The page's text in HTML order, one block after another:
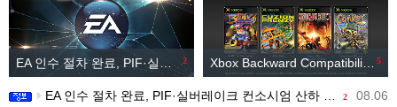
2
EA 인수 절차 완료, PIF·실버레이크 컨소시엄 산하 편입 5
Xbox Backward Compatibility on PC 발표
2 08.06
EA 인수 절차 완료, PIF·실버레이크 컨소시엄 산하 편입